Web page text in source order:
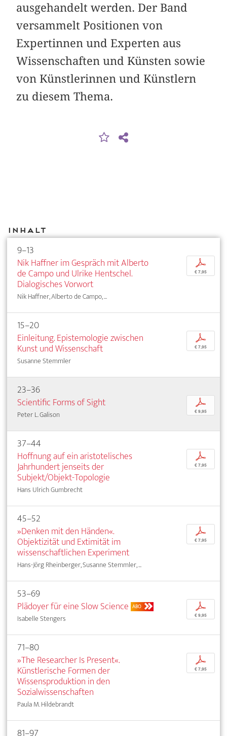
ausgehandelt werden. Der Band
versammelt Positionen von
Expertinnen und Experten aus
Wissenschaften und Künsten sowie
von Künstlerinnen und Künstlern
zu diesem Thema.
Inhalt
9–13
Nik Haffner im Gespräch mit Alberto
de Campo und Ulrike Hentschel.
Dialogisches Vorwort
Nik Haffner, Alberto de Campo, ...
p
€ 7,95
15–20
Einleitung. Epistemologie zwischen
Kunst und Wissenschaft
Susanne Stemmler
p
€ 7,95
23–36
Scientific Forms of Sight
Peter L. Galison
p
€ 9,95
37–44
Hoffnung auf ein aristotelisches
Jahrhundert jenseits der
Subjekt/Objekt-Topologie
Hans Ulrich Gumbrecht
p
€ 7,95
45–52
»Denken mit den Händen«.
Objektizität und Extimität im
wissenschaftlichen Experiment
Hans-Jörg Rheinberger, Susanne Stemmler, ...
p
€ 7,95
53–69
Plädoyer für eine Slow Science ABO
Isabelle Stengers
p
€ 9,95
71–80
»The Researcher Is Present«.
Künstlerische Formen der
Wissensproduktion in den
Sozialwissenschaften
Paula M. Hildebrandt
p
€ 7,95